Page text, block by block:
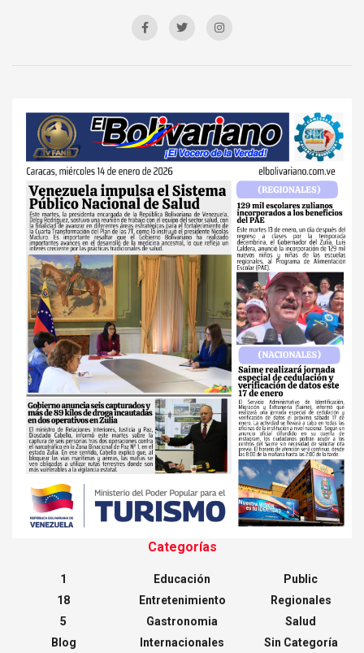
Categorías
1
18
5
Blog
Educación
Entretenimiento
Gastronomia
Internacionales
Public
Regionales
Salud
Sin Categoría